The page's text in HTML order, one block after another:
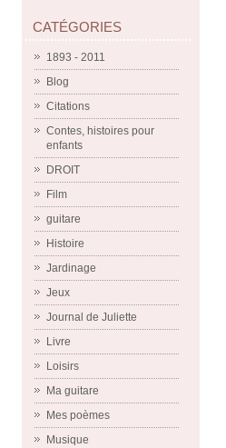
CATÉGORIES
1893 - 2011
Blog
Citations
Contes, histoires pour
enfants
DROIT
Film
guitare
Histoire
Jardinage
Jeux
Journal de Juliette
Livre
Loisirs
Ma guitare
Mes poèmes
Musique